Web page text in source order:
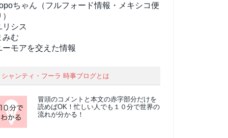
ちゃん（フルフォード情報・メキシコ便
リシス
みむ
ーモアを交えた情報
シャンティ・フーラ 時事ブログとは
冒頭のコメントと本文の赤字部分だけを
読めばOK！忙しい人でも１０分で世界の
流れが分かる！